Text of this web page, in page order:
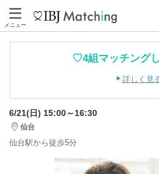
メニュー
♡4組マッチング
詳しく見
6/21(日) 15:00～16:30
仙台
仙台駅から徒歩5分